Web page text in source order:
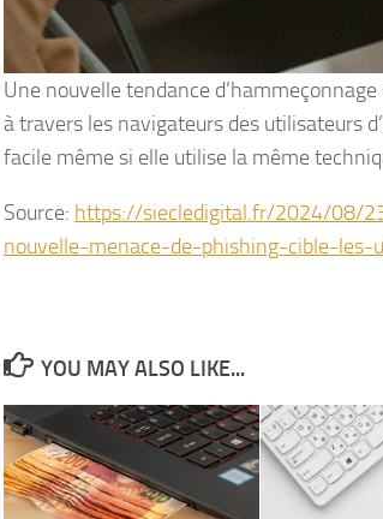
Une nouvelle tendance
à travers les navigateurs des utilisateurs
facile même si elle utilise la même
Source: https://siecledigital.fr/2024/08/
nouvelle-menace-de-phishing-cible-
YOU MAY ALSO LIKE...